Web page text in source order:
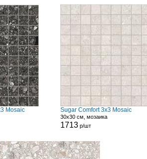
Mosaic Sugar Comfort 3x3 Mosaic
30x30 см, мозаика
1713р/шт